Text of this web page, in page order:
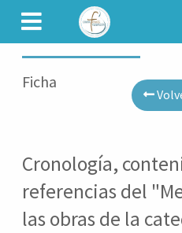
CAMINET
Ficha
Cronología,
referencias del
las obras de la